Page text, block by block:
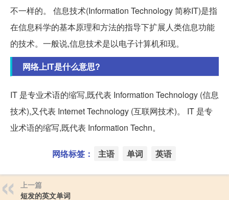
不一样的。 信息技术(Information Technology 简称IT)是指
在信息科学的基本原理和方法的指导下扩展人类信息功能
的技术。一般说,信息技术是以电子计算机和现。
网络上IT是什么意思?
IT 是专业术语的缩写,既代表 Information Technology (信息
技术),又代表 Internet Technology (互联网技术)。 IT 是专
业术语的缩写,既代表 Information Techn。
网络标签： 主语 单词 英语
上一篇
短发的英文单词